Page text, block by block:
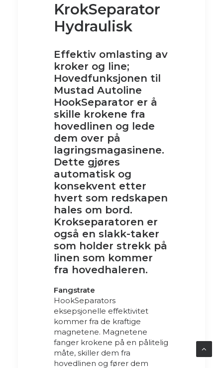
KrokSeparator
Hydraulisk
Effektiv omlasting av
kroker og line;
Hovedfunksjonen til
Mustad Autoline
HookSeparator er å
skille krokene fra
hovedlinen og lede
dem over på
lagringsmagasinene.
Dette gjøres
automatisk og
konsekvent etter
hvert som redskapen
hales om bord.
Krokseparatoren er
også en slakk-taker
som holder strekk på
linen som kommer
fra hovedhaleren.
Fangstrate
HookSeparators
eksepsjonelle effektivitet
kommer fra de kraftige
magnetene. Magnetene
fanger krokene på en pålitelig
måte, skiller dem fra
hovedlinen og fører dem